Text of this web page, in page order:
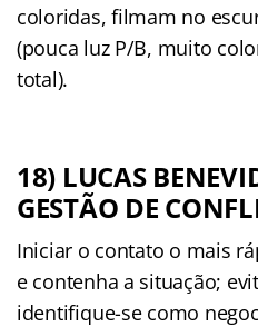
coloridas, ﬁlmam no
(pouca luz P/B, muito
total).
18) LUCAS
GESTÃO DE
Iniciar o contato o mais
e contenha a situação;
identiﬁque-se como